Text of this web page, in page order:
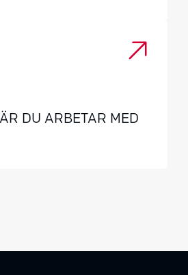
DU ARBETAR MED